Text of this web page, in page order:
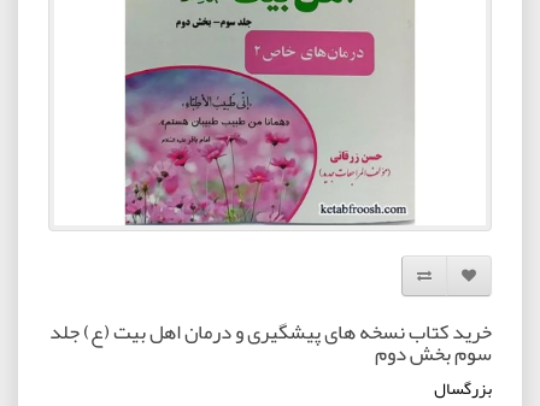
افزودن به لیست دلخواه
مقایسه این محصول
خرید کتاب نسخه های پیشگیری و درمان اهل بیت (ع) جلد
سوم بخش دوم
بزرگسال